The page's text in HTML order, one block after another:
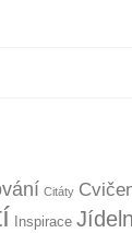
Citáty
Inspirace